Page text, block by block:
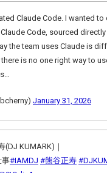
Claude Code. I wanted to
Code, sourced
the team uses Claude is
is no one right way to
January 31, 2026
(DJ KUMARK)｜
事#IAMDJ #熊谷正寿